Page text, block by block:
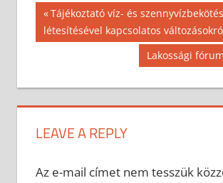
Bejegyzés
navigáció
Previous
Post:
Tájékoztató víz- és
létesítésével kapcsolatos
Next
Lakossági
LEAVE A REPLY
Az e-mail címet nem tesszük